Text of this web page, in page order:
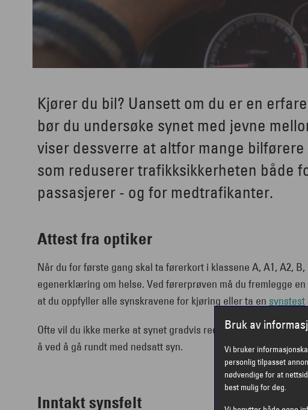
Kjører du bil? Uansett om du er en
bør du undersøke synet med jevne
viser dessverre at altfor mange
som reduserer trafikksikkerheten både
passasjerer - og for medtrafikanter.
Attest fra optiker
Når du for første gang skal ta førerkort i klassene A, A1, A2, B,
egenerklæring om helse. Ved førerprøven må du fremlegge
at du oppfyller alle synskravene for kjøring eller ta en synstest
Ofte vil du ikke merke at synet gradvis reduseres, og mange
å ved å gå rundt med nedsatt syn.
Inntakt synsfelt
Bruk av
Vi bruker
personlig tilpasset
nødvendige for at
best mulig for deg.